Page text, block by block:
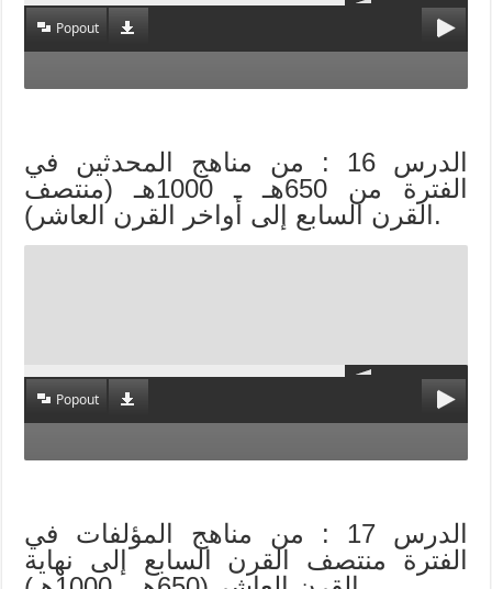
Popout
الدرس 16 : من مناهج المحدثين في
الفترة من 650هـ ـ 1000هـ (منتصف
القرن السابع إلى أواخر القرن العاشر).
Popout
الدرس 17 : من مناهج المؤلفات في
الفترة منتصف القرن السابع إلى نهاية